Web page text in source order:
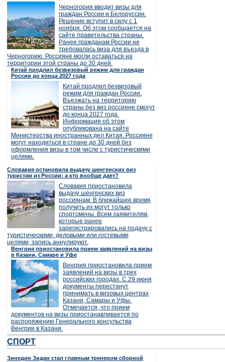
Черногория вводит визы для
граждан России и Белоруссии.
Решение вступит в силу с 1
ноября. Об этом сообщается на
сайте правительства страны.
Ранее гражданам России не
требовалась виза для въезда в
Черногорию. Россияне могли оставаться на
территории этой страны до 30 дней.
Китай продлил безвизовый режим для граждан
России до конца 2027 года
Китай продлил безвизовый
режим для граждан России.
Въезжать на территорию
страны без виз россияне смогут
до конца 2027 года.
Информация об этом
опубликована на сайте
Министерства иностранных дел Китая. Россияне
могут находиться в стране до 30 дней без
оформления визы в том числе с туристическими
целями.
Словакия остановила выдачу шенгенских виз
туристам из России: а кто вообще дает?
Словакия приостановила
выдачу шенгенских виз
россиянам. В ближайшее время
получить их могут только
спортсмены. Всем заявителям,
которые ранее
зарегистрировались на подачу с
туристическими, деловыми или гостевыми
целями, запись аннулируют.
Венгрия приостановила прием заявлений на визы
в Казани, Самаре и Уфе
Венгрия приостановила прием
заявлений на визы в трех
российских городах. С 29 июня
документы перестанут
принимать в визовых центрах
Казани, Самары и Уфы.
Отмечается, что прием
документов на визы приостанавливается по
распоряжению Генерального консульства
Венгрии в Казани.
СПОРТ
Зинедин Зидан стал главным тренером сборной